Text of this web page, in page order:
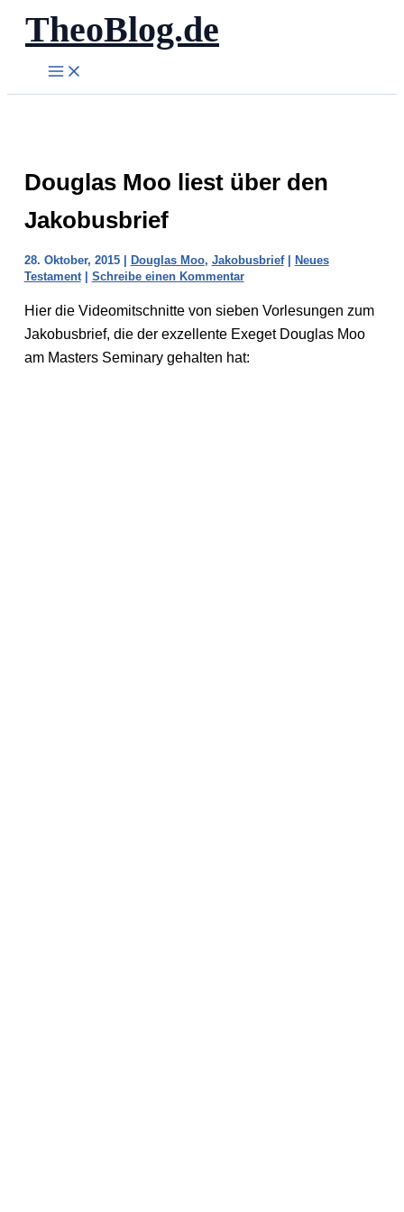
Zum
Inhalt
springen
TheoBlog.de
Douglas Moo liest über den
Jakobusbrief
28. Oktober, 2015 | Douglas Moo, Jakobusbrief| Neues
Testament| Schreibe einen Kommentar
Hier die Videomitschnitte von sieben Vorlesungen zum
Jakobusbrief, die der exzellente Exeget Douglas Moo
am Masters Seminary gehalten hat: